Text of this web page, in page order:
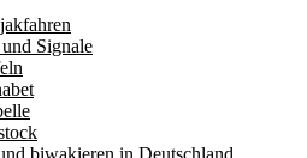
Signale
biwakieren in Deutschland